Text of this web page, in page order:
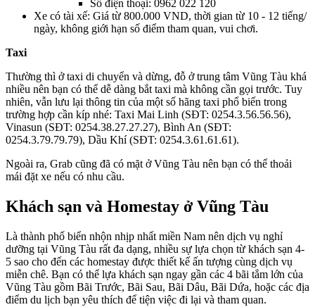
Số điện thoại: 0962 022 120
Xe có tài xế: Giá từ 800.000 VND, thời gian từ 10 - 12 tiếng/
ngày, không giới hạn số điểm tham quan, vui chơi.
Taxi
Thường thì ở taxi di chuyển và dừng, đỗ ở trung tâm Vũng Tàu khá
nhiều nên bạn có thể dễ dàng bắt taxi mà không cần gọi trước. Tuy
nhiên, vẫn lưu lại thông tin của một số hãng taxi phổ biến trong
trường hợp cần kíp nhé: Taxi Mai Linh (SĐT: 0254.3.56.56.56),
Vinasun (SĐT: 0254.38.27.27.27), Bình An (SĐT:
0254.3.79.79.79), Dầu Khí (SĐT: 0254.3.61.61.61).
Ngoài ra, Grab cũng đã có mặt ở Vũng Tàu nên bạn có thể thoải
mái đặt xe nếu có nhu cầu.
Khách sạn và Homestay ở Vũng Tàu
Là thành phố biển nhộn nhịp nhất miền Nam nên dịch vụ nghỉ
dưỡng tại Vũng Tàu rất đa dạng, nhiều sự lựa chọn từ khách sạn 4-
5 sao cho đến các homestay được thiết kế ấn tượng cùng dịch vụ
miễn chê. Bạn có thể lựa khách sạn ngay gần các 4 bãi tắm lớn của
Vũng Tàu gồm Bãi Trước, Bãi Sau, Bãi Dâu, Bãi Dứa, hoặc các địa
điểm du lịch bạn yêu thích để tiện việc đi lại và tham quan.